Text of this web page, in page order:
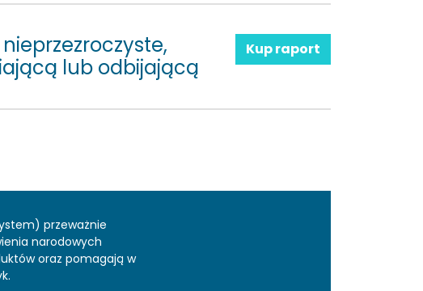
lub odbijającą
Kup raport
przeważnie
narodowych
oraz pomagają w